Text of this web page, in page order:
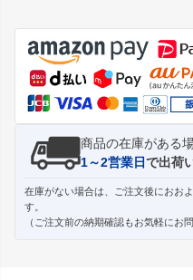
商品の在庫がある
1～2営業日で出荷
在庫がない場合は、ご注文後におお
す。
（ご注文前の納期確認もお気軽にお